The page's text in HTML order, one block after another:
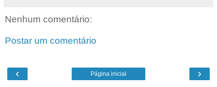
Nenhum comentário:
Postar um comentário
‹ ›
Página inicial